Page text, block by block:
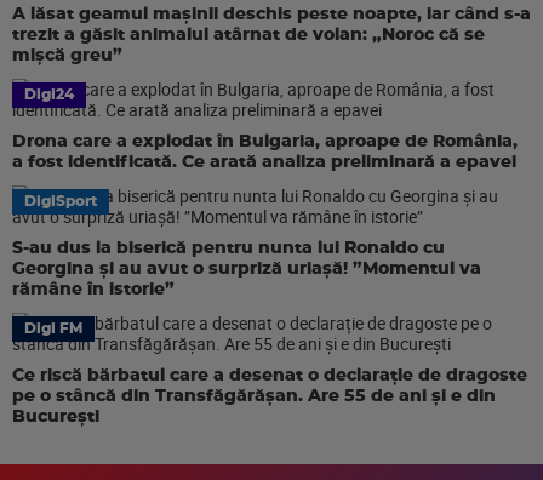
A lăsat geamul mașinii deschis peste noapte, iar când s-a
trezit a găsit animalul atârnat de volan: „Noroc că se
mișcă greu”
Digi24
Drona care a explodat în Bulgaria, aproape de România,
a fost identificată. Ce arată analiza preliminară a epavei
DigiSport
S-au dus la biserică pentru nunta lui Ronaldo cu
Georgina și au avut o surpriză uriașă! ”Momentul va
rămâne în istorie”
Digi FM
Ce riscă bărbatul care a desenat o declarație de dragoste
pe o stâncă din Transfăgărășan. Are 55 de ani și e din
București